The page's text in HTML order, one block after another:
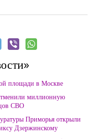
площади в Москве
миллионную
СВО
Приморья открыли
Дзержинскому